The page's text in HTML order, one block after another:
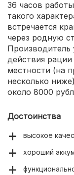
36 часов
такого
встречается
через родную
Производитель
действия
местности (на
несколько
около 8000
Достоинства
высокое
хороший